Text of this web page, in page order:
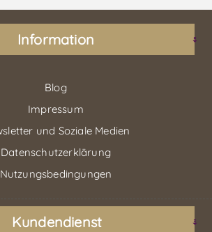
Information
Blog
Impressum
und Soziale Medien
Datenschutzerklärung
Nutzungsbedingungen
Kundendienst